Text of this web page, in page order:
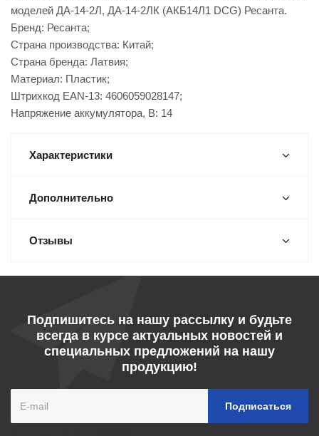
моделей ДА-14-2Л, ДА-14-2ЛК (АКБ14Л1 DCG) Ресанта.
Бренд: Ресанта;
Страна производства: Китай;
Страна бренда: Латвия;
Материал: Пластик;
Штрихкод EAN-13: 4606059028147;
Напряжение аккумулятора, В: 14
Характеристики
Дополнительно
Отзывы
Подпишитесь на нашу рассылку и будьте
всегда в курсе актуальных новостей и
специальных предложений на нашу
продукцию!